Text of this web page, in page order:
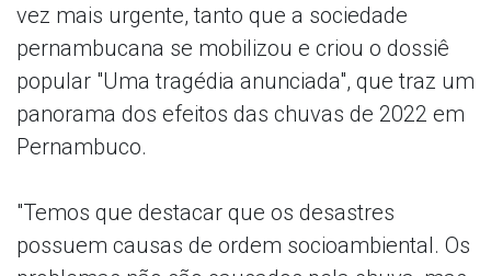
vez mais urgente, tanto que a sociedade
pernambucana se mobilizou e criou o dossiê
popular "Uma tragédia anunciada", que traz um
panorama dos efeitos das chuvas de 2022 em
Pernambuco.
"Temos que destacar que os desastres
possuem causas de ordem socioambiental. Os